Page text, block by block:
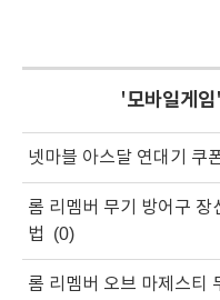
'모바일게임
넷마블 아스달 연대기 쿠
롬 리멤버 무기 방어구
법
(0)
롬 리멤버 오브 마제스티